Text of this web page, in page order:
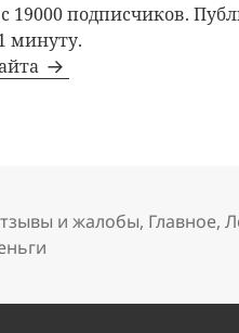
с 19000 подписчиков.
минуту.
и жалобы, Главное,